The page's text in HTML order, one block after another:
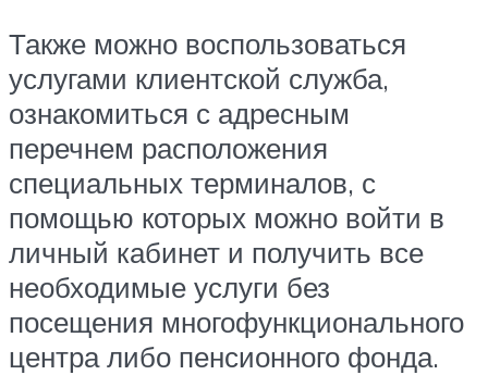
Также можно воспользоваться
услугами клиентской служба,
ознакомиться с адресным
перечнем расположения
специальных терминалов, с
помощью которых можно войти в
личный кабинет и получить все
необходимые услуги без
посещения многофункционального
центра либо пенсионного фонда.